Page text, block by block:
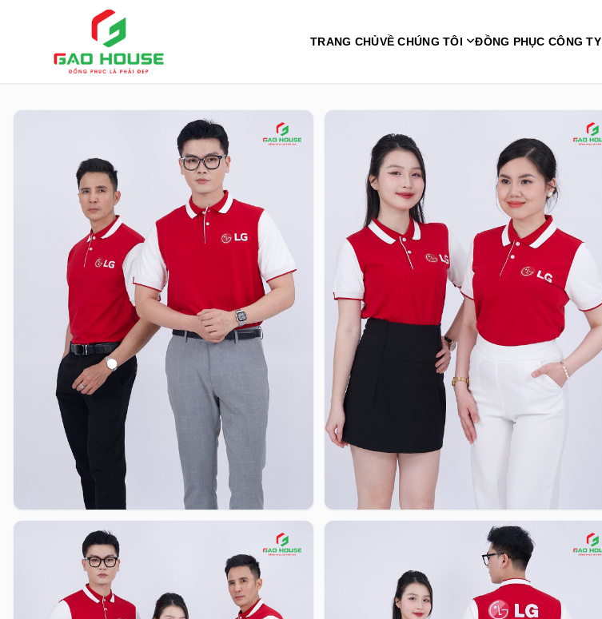
TRANG CHỦVỀ CHÚNG TÔI ĐỒNG PHỤC CÔNG TY